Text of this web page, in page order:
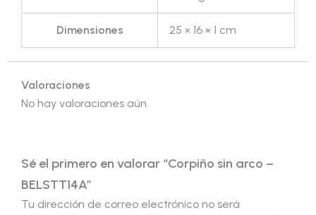
Dimensiones 25 × 16 × 1 cm
Valoraciones
No hay valoraciones aún.
Sé el primero en valorar “Corpiño sin arco –
BELSTT14A”
Tu dirección de correo electrónico no será